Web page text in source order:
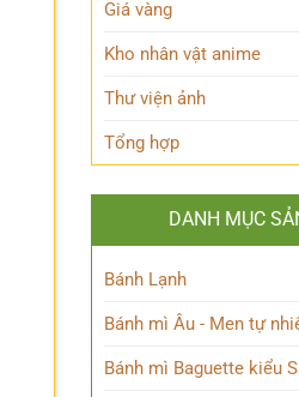
Giá vàng
Kho nhân vật anime
Thư viện ảnh
Tổng hợp
DANH MỤC
Bánh Lạnh
Bánh mì Âu - Men tự
Bánh mì Baguette kiểu